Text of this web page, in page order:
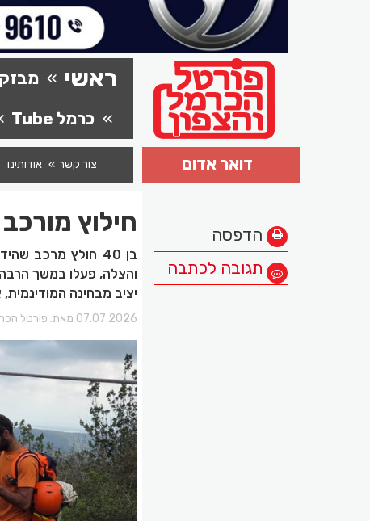
ראשי
כרמל Tube
צור קשר אודותינו דואר אדום
הדפסה
תגובה לכתבה
חילוץ
בן 40 חולץ מרכב
והצלה, פעלו במשך
יציב מבחינה
07.07.2026 מאת: פורטל